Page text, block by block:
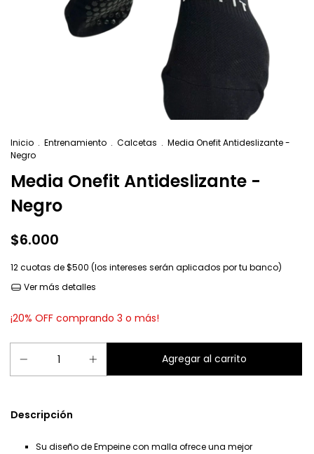
Inicio . Entrenamiento . Calcetas . Media Onefit Antideslizante -
Negro
Media Onefit Antideslizante -
Negro
$6.000
12cuotas de$500 (los intereses serán aplicados por tu banco)
Ver más detalles
¡20% OFF comprando 3 o más!
Descripción
Su diseño de Empeine con malla ofrece una mejor